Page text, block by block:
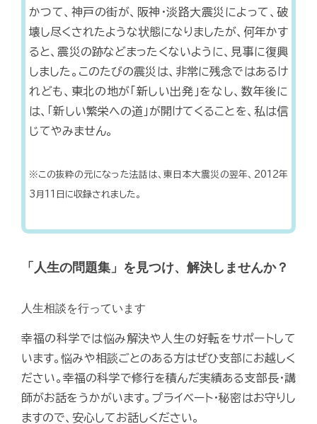
かつて、神戸の街が、阪神・淡路大震災によって、破
壊し尽くされたような状態になりましたが、何年かす
ると、震災の跡などまったくないように、見事に復興
しました。このたびの震災は、非常に残念ではあるけ
れども、東北の地が「新しい出発」をなし、数年後に
は、「新しい繁栄への道」が開けてくることを、私は信
じてやみません。
※この抜粋の元になった法話は、東日本大震災の翌年、2012年
3月11日に収録されました。
「人生の問題集」を見つけ、解決しませんか？
人生相談を行っています
幸福の科学では悩み解決や人生の好転をサポートして
います。悩みや相談ごとのある方はぜひ支部にお越しく
ださい。幸福の科学で修行を積んだ実績ある支部長・講
師がお話をうかがいます。プライベート・秘密はお守りし
ますので、安心してお話しください。